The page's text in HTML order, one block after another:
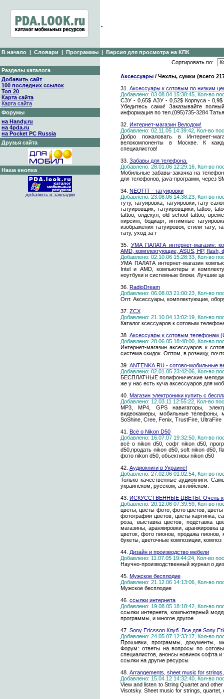
В начало | Словари | Программы | Версия для просмотра на КПК
Разделы каталога
Добавить сайт
100 последних ссылок
Топ 20
Карта сайта
Карта сайта
Форумы
на Handy.ru
на 4pda.ru
на Pocket PC Russia
Друзья сайта
Наша кнопка
добавить в закладки
Сортировать по:
Аксессуары / Чехлы, сумки (всего
31. Аксессуары к сотовым по низким
Добавлено: 03.08.04 15:38:45, Кол-во
СЗУ - 0,65$ АЗУ - 0,52$ Корпуса - 0,9$
Убедитесь сами! Заказывайте
информация по тел.(095)735-3284
32. Интернет-магазин Велодом!
Добавлено: 02.11.05 14:39:42, Кол-во
Добро пожаловать в Интернет-
велокомпоненты в Москве. К
специалистов!
33. Забавы для телефона.
Добавлено: 28.01.06 12:29:16, Кол-во
Мобильные забавы-закачка на
для телефонов, java-программ, через
34. NEOFIT - татуировки
Добавлено: 23.08.06 14:38:23, Кол-во
туту, татуировка, татуировки, тату
татуировщик, татуировщики, tattoo,
tattoo, олдскул, old school tattoo,
пирсинг, бодиарт, интимные
изображения татуировок, стили тату,
тату, уход за т
35. УМА ПАЛАТА интернет-магазин:
AMD, комплектующие, ASUS, HP, flash,
Добавлено: 02.10.06 15:28:33, Кол-во
УМА ПАЛАТА интернет-магазин
Intel и AMD, компьютеры и
ноутбуки и системные блоки. Лучшие
36. RadioDream
Добавлено: 06.08.03 21:00:23, Кол-во
Опт. Аксессуары, комплектующие,
37. ZCX
Добавлено: 21.10.04 13:02:19, Кол-во
Каталог ксессуаров к сотовым
38. Аксессуары к сотовым телефонам
Добавлено: 28.06.05 18:48:00, Кол-во
Интернет-магазин аксессуаров к
система скидок. Оптом, в розницу,
39. ANTENKA.RU - сотово-мобильные
Добавлено: 02.01.05 23:42:06, Кол-во
БЕСПЛАТНЫЕ полифонические
же у нас есть куча аксессуаров для
40. Магазин электроники купить с
Добавлено: 12.03.11 12:55:22, Кол-во
MP3, MP4, GPS навигаторы,
видеокамеры, мобильные телефоны,
SoShine, Cree, Fenix, TrustFire, UltraFire
41. Всё о Nikon D50
Добавлено: 16.07.07 19:32:50, Кол-во
всё о nikon d50, софт nikon d50,
d50,продать nikon d50, soft nikon d50,
фото nikon d50, объективы nikon d50
42. Аудиокниги в Украине!
Добавлено: 27.02.06 01:02:54, Кол-во
Только качественные аудиокниги.
украинском, русском, английском.
43. ИСКУССТВЕННЫЕ ЦВЕТЫ. Очень
Добавлено: 20.12.06 07:39:59, Кол-во
цветы, цветы фото, фото цветов, цветы
фотографии цветов, цветы картинка,
роза, выставка цветов, подставка
магазины, аранжировки, аранжировка
цветок, фото пионов, продажа
букеты, цветочные композиции, композ
44. Дизайн и производство мебели
Добавлено: 11.07.05 19:44:24, Кол-во
Научно-производственный журнал о
45. Мужское бесплодие
Добавлено: 21.12.06 14:13:06, Кол-во
Мужское бесплодие
46. ссылки интернета
Добавлено: 19.08.05 18:18:42, Кол-во
ссылки интернета, компьютерный
программы, и многое другое
47. Sony Ericsson Клуб. Все для Sony
Добавлено: 24.05.07 12:33:17, Кол-во
Прошивки, программы, документы,
Форум: ответы на вопросы по
специалистов, анонсы новинок софта
ссылки на другие ресурсы
48. Arrangements, sheet music for
Добавлено: 15.04.12 14:32:40, Кол-во
View and listen to String Quartet and
Visotsky. Sheet music for strings, quartet,